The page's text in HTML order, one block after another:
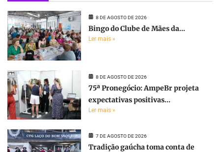
8 DE AGOSTO DE 2026
Bingo do Clube de Mães da...
Ler mais »
8 DE AGOSTO DE 2026
75ª Pronegócio: AmpeBr projeta
expectativas positivas...
Ler mais »
7 DE AGOSTO DE 2026
Tradição gaúcha toma conta de